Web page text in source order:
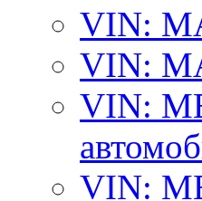
VIN:
VIN:
VIN:
VIN: